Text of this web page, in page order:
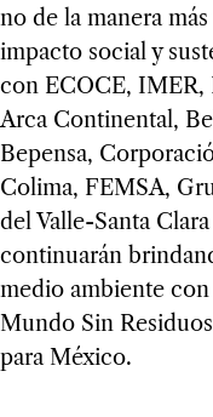
no de la manera
impacto social y
con ECOCE, IMER,
Arca Continental,
Bepensa,
Colima, FEMSA,
del Valle-Santa
continuarán
medio ambiente
Mundo Sin
para México.